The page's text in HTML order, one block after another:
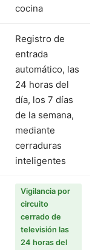
cocina
Registro de
entrada
automático, las
24 horas del
día, los 7 días
de la semana,
mediante
cerraduras
inteligentes
Vigilancia por
circuito
cerrado de
televisión las
24 horas del